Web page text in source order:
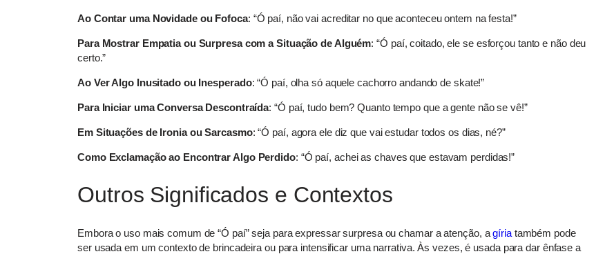
Ao Contar uma Novidade ou Fofoca: “Ó paí, não vai acreditar no que aconteceu ontem na festa!”
Para Mostrar Empatia ou Surpresa com a Situação de Alguém: “Ó paí, coitado, ele se esforçou tanto e não deu
certo.”
Ao Ver Algo Inusitado ou Inesperado: “Ó paí, olha só aquele cachorro andando de skate!”
Para Iniciar uma Conversa Descontraída: “Ó paí, tudo bem? Quanto tempo que a gente não se vê!”
Em Situações de Ironia ou Sarcasmo: “Ó paí, agora ele diz que vai estudar todos os dias, né?”
Como Exclamação ao Encontrar Algo Perdido: “Ó paí, achei as chaves que estavam perdidas!”
Outros Significados e Contextos
Embora o uso mais comum de “Ó paí” seja para expressar surpresa ou chamar a atenção, agíriatambém pode
ser usada em um contexto de brincadeira ou para intensificar uma narrativa. Às vezes, é usada para dar ênfase a